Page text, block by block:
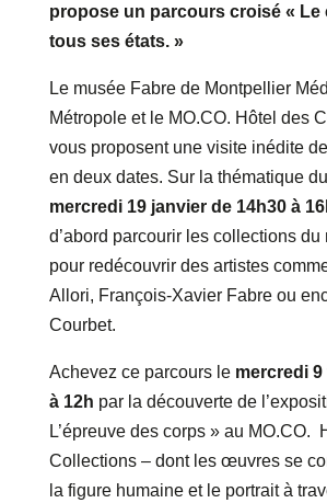
propose un parcours croisé « Le
tous ses états. »
Le musée Fabre de Montpellier
Métropole et le MO.CO. Hôtel des
vous proposent une visite inédite
en deux dates. Sur la thématique
mercredi 19 janvier de 14h30 à
d’abord parcourir les collections du
pour redécouvrir des artistes
Allori, François-Xavier Fabre ou
Courbet.
Achevez ce parcours le mercredi 9
à 12h par la découverte de
L’épreuve des corps » au MO.CO.
Collections – dont les œuvres se
la figure humaine et le portrait à